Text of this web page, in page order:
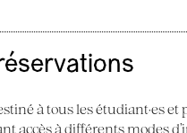
à tous les étudiant·es et
accès à différents modes